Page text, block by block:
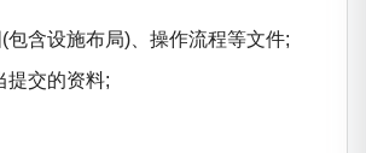
包含设施布局)、操作流程等文件;
提交的资料;